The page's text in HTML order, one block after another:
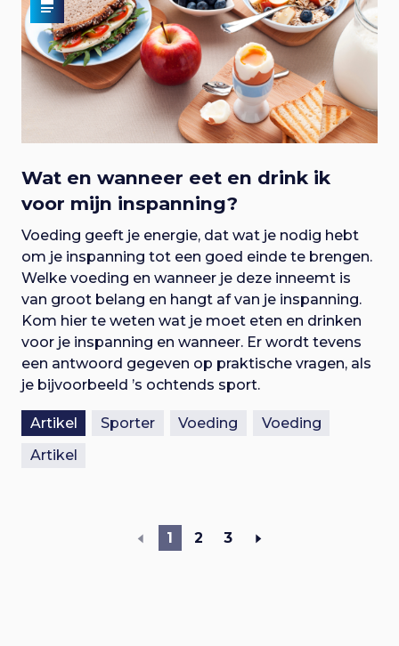
Wat en wanneer eet en drink ik
voor mijn inspanning?
Voeding geeft je energie, dat wat je nodig hebt
om je inspanning tot een goed einde te brengen.
Welke voeding en wanneer je deze inneemt is
van groot belang en hangt af van je inspanning.
Kom hier te weten wat je moet eten en drinken
voor je inspanning en wanneer. Er wordt tevens
een antwoord gegeven op praktische vragen, als
je bijvoorbeeld ’s ochtends sport.
Artikel Sporter Voeding
Voeding
Artikel
1 2 3